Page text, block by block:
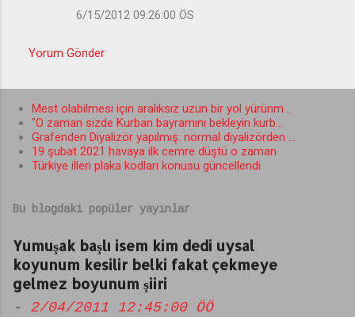
6/15/2012 09:26:00 ÖS
Yorum Gönder
Mest olabilmesi için aralıksız uzun bir yol yürünm...
"O zaman sizde Kurban bayramını bekleyin kurb...
Grafenden Diyalizör yapılmış: normal diyalizörden ...
19 şubat 2021 havaya ilk cemre düştü o zaman
Türkiye illeri plaka kodları konusu güncellendi
Bu blogdaki popüler yayınlar
Yumuşak başlı isem kim dedi uysal
koyunum kesilir belki fakat çekmeye
gelmez boyunum şiiri
- 2/04/2011 12:45:00 ÖÖ